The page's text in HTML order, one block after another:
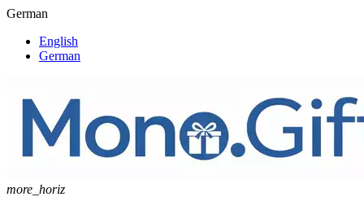
German
English
German
more_horiz